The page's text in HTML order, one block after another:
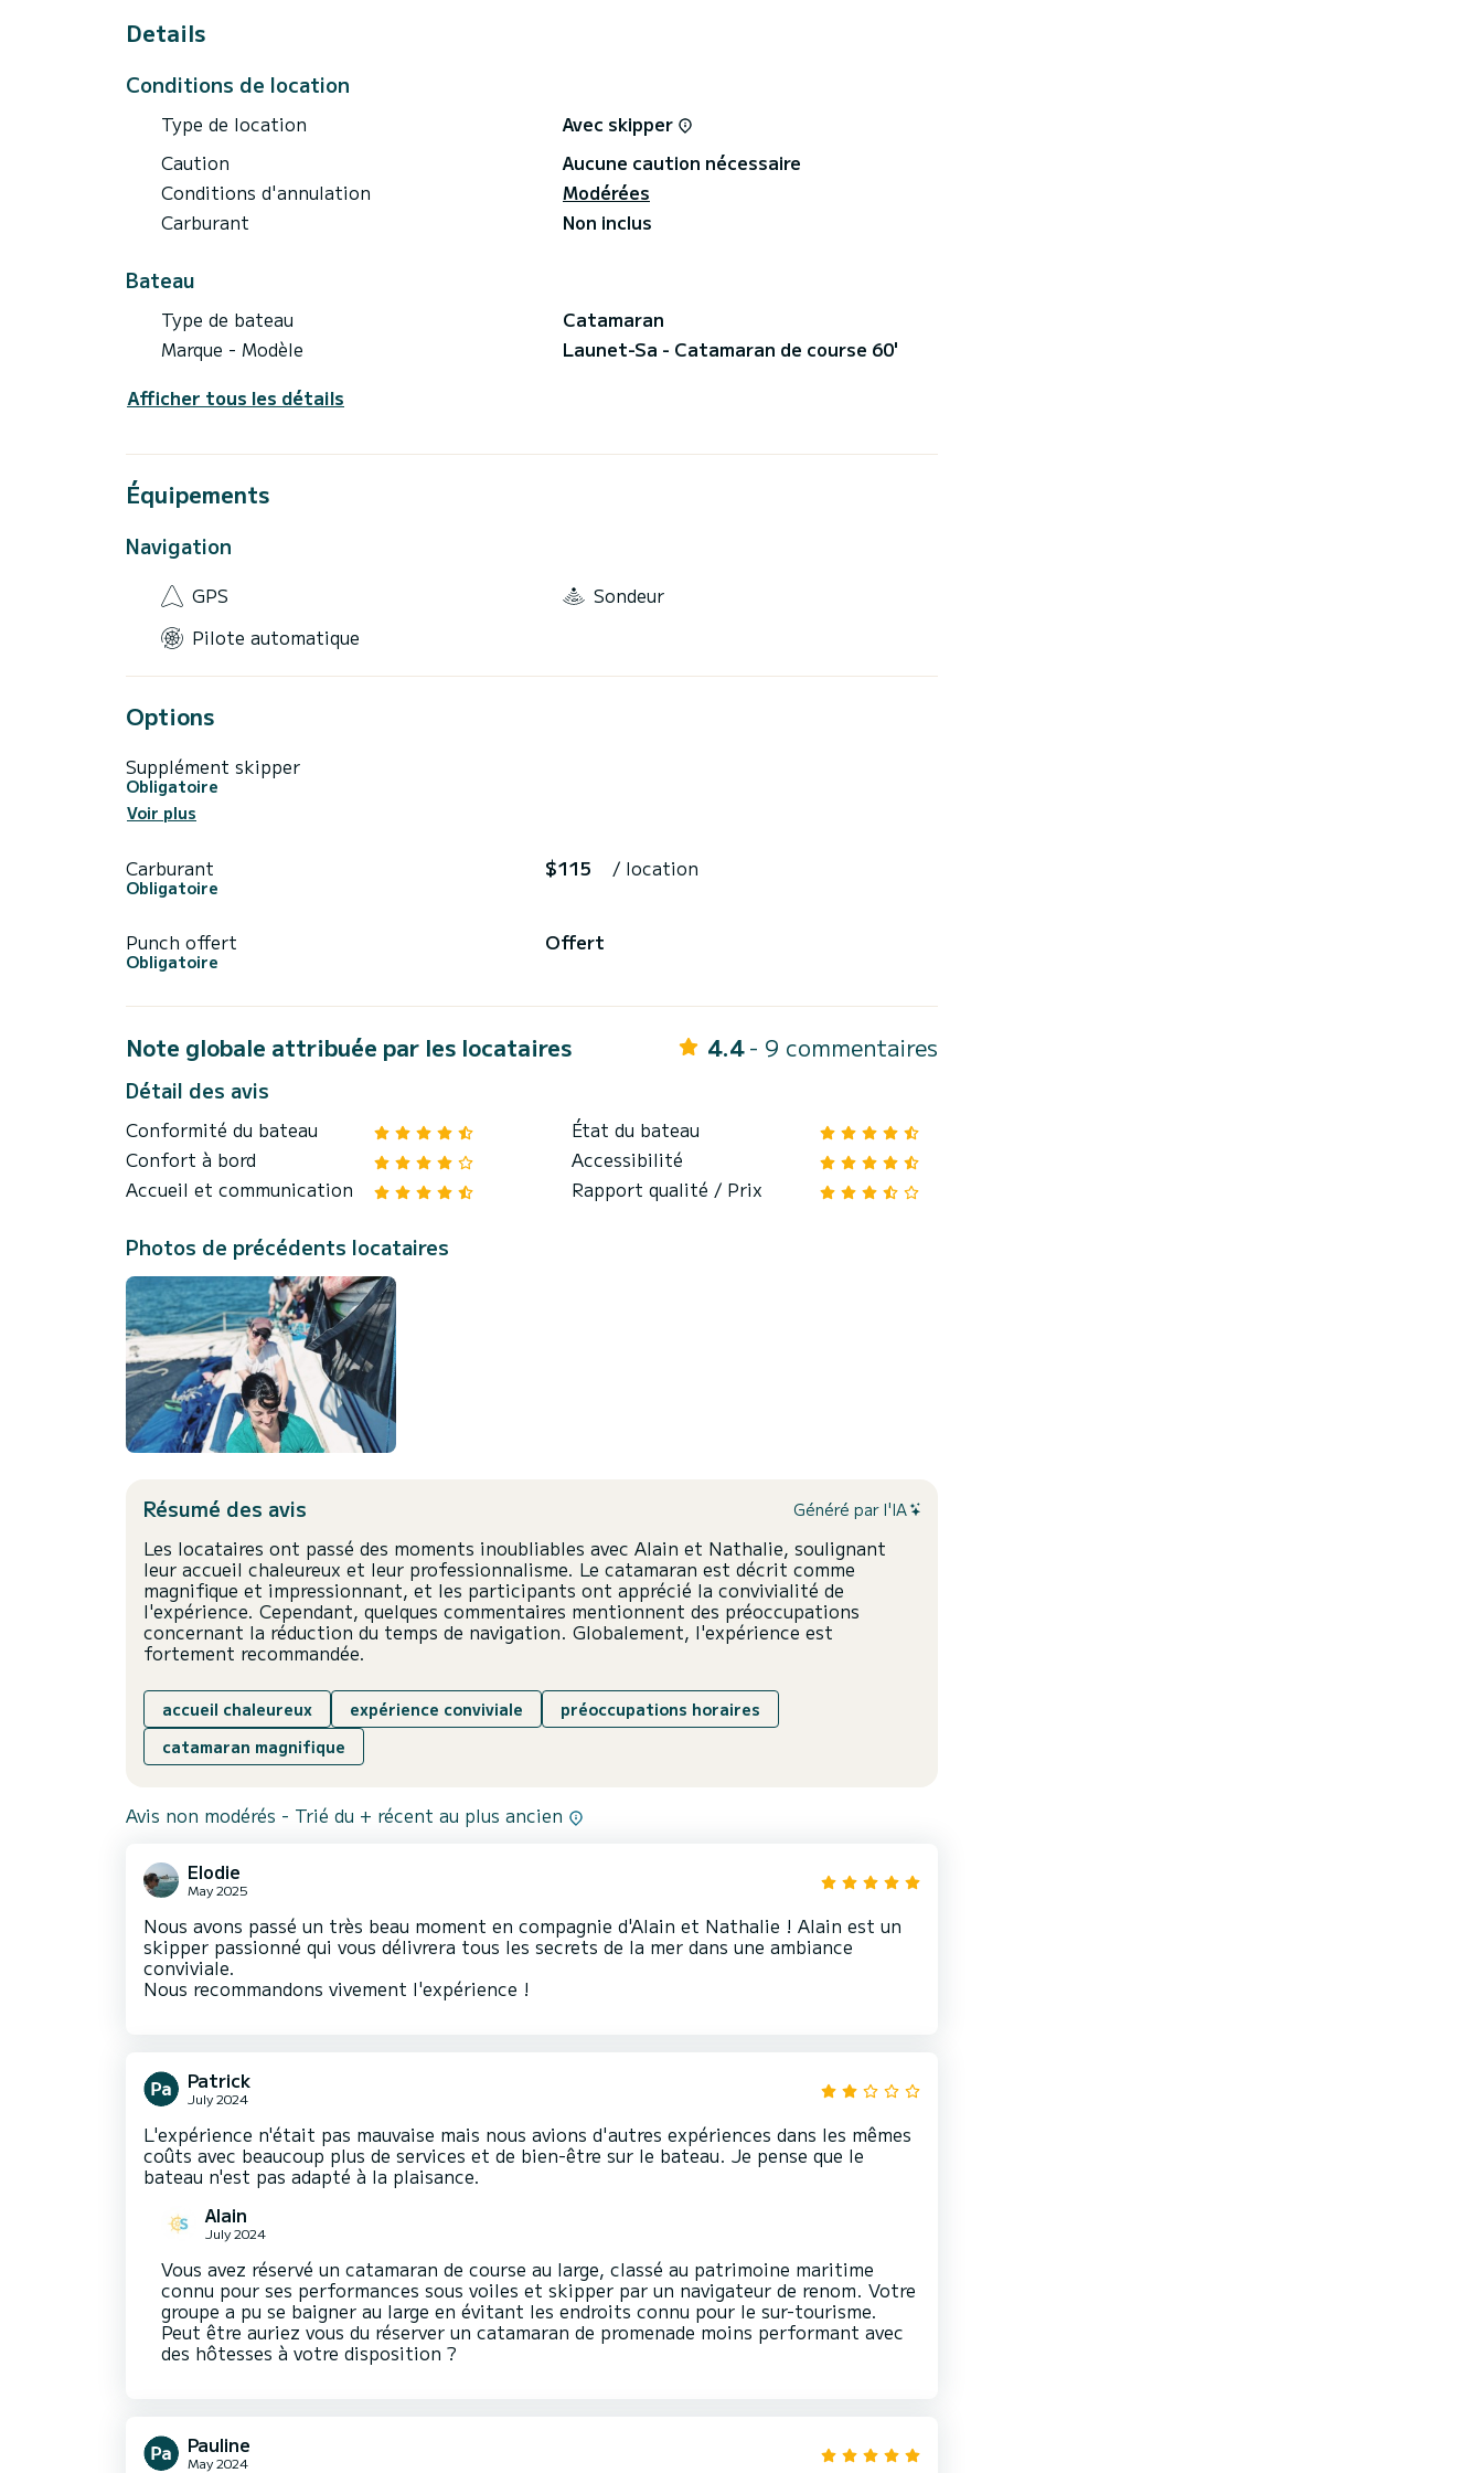
Details
Conditions de location
Type de location
Avec skipper
Caution
Aucune caution nécessaire
Conditions d'annulation
Modérées
Carburant
Non inclus
Bateau
Type de bateau
Catamaran
Marque - Modèle
Launet-Sa - Catamaran de course 60'
Afficher tous les détails
Équipements
Navigation
GPS
Sondeur
Pilote automatique
Options
Supplément skipper
Obligatoire
Voir plus
Carburant
Obligatoire
$115 / location
Punch offert
Obligatoire
Offert
Note globale attribuée par les locataires 4.4- 9 commentaires
Détail des avis
Conformité du bateau
État du bateau
Confort à bord
Accessibilité
Accueil et communication
Rapport qualité / Prix
Photos de précédents locataires
Résumé des avis Généré par l'IA
Les locataires ont passé des moments inoubliables avec Alain et Nathalie, soulignant
leur accueil chaleureux et leur professionnalisme. Le catamaran est décrit comme
magnifique et impressionnant, et les participants ont apprécié la convivialité de
l'expérience. Cependant, quelques commentaires mentionnent des préoccupations
concernant la réduction du temps de navigation. Globalement, l'expérience est
fortement recommandée.
accueil chaleureux expérience conviviale
préoccupations horaires
catamaran magnifique
Avis non modérés - Trié du + récent au plus ancien
Elodie
May 2025
Nous avons passé un très beau moment en compagnie d'Alain et Nathalie ! Alain est un
skipper passionné qui vous délivrera tous les secrets de la mer dans une ambiance
conviviale.
Nous recommandons vivement l'expérience !
Patrick
July 2024
L'expérience n'était pas mauvaise mais nous avions d'autres expériences dans les mêmes
coûts avec beaucoup plus de services et de bien-être sur le bateau. Je pense que le
bateau n'est pas adapté à la plaisance.
Alain
July 2024
Vous avez réservé un catamaran de course au large, classé au patrimoine maritime
connu pour ses performances sous voiles et skipper par un navigateur de renom. Votre
groupe a pu se baigner au large en évitant les endroits connu pour le sur-tourisme.
Peut être auriez vous du réserver un catamaran de promenade moins performant avec
des hôtesses à votre disposition ?
Pauline
May 2024